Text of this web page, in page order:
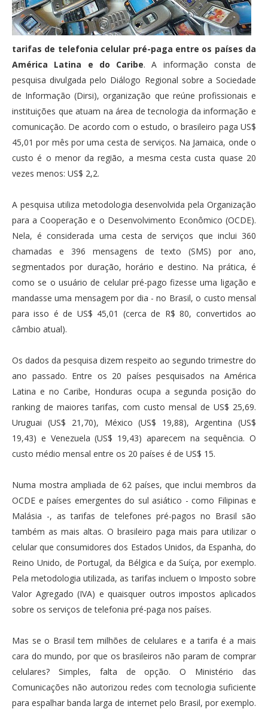
tarifas de telefonia celular pré-paga entre os países da
América Latina e do Caribe. A informação consta de
pesquisa divulgada pelo Diálogo Regional sobre a Sociedade
de Informação (Dirsi), organização que reúne profissionais e
instituições que atuam na área de tecnologia da informação e
comunicação. De acordo com o estudo, o brasileiro paga US$
45,01 por mês por uma cesta de serviços. Na Jamaica, onde o
custo é o menor da região, a mesma cesta custa quase 20
vezes menos: US$ 2,2.
A pesquisa utiliza metodologia desenvolvida pela Organização
para a Cooperação e o Desenvolvimento Econômico (OCDE).
Nela, é considerada uma cesta de serviços que inclui 360
chamadas e 396 mensagens de texto (SMS) por ano,
segmentados por duração, horário e destino. Na prática, é
como se o usuário de celular pré-pago fizesse uma ligação e
mandasse uma mensagem por dia - no Brasil, o custo mensal
para isso é de US$ 45,01 (cerca de R$ 80, convertidos ao
câmbio atual).
Os dados da pesquisa dizem respeito ao segundo trimestre do
ano passado. Entre os 20 países pesquisados na América
Latina e no Caribe, Honduras ocupa a segunda posição do
ranking de maiores tarifas, com custo mensal de US$ 25,69.
Uruguai (US$ 21,70), México (US$ 19,88), Argentina (US$
19,43) e Venezuela (US$ 19,43) aparecem na sequência. O
custo médio mensal entre os 20 países é de US$ 15.
Numa mostra ampliada de 62 países, que inclui membros da
OCDE e países emergentes do sul asiático - como Filipinas e
Malásia -, as tarifas de telefones pré-pagos no Brasil são
também as mais altas. O brasileiro paga mais para utilizar o
celular que consumidores dos Estados Unidos, da Espanha, do
Reino Unido, de Portugal, da Bélgica e da Suíça, por exemplo.
Pela metodologia utilizada, as tarifas incluem o Imposto sobre
Valor Agregado (IVA) e quaisquer outros impostos aplicados
sobre os serviços de telefonia pré-paga nos países.
Mas se o Brasil tem milhões de celulares e a tarifa é a mais
cara do mundo, por que os brasileiros não param de comprar
celulares? Simples, falta de opção. O Ministério das
Comunicações não autorizou redes com tecnologia suficiente
para espalhar banda larga de internet pelo Brasil, por exemplo.